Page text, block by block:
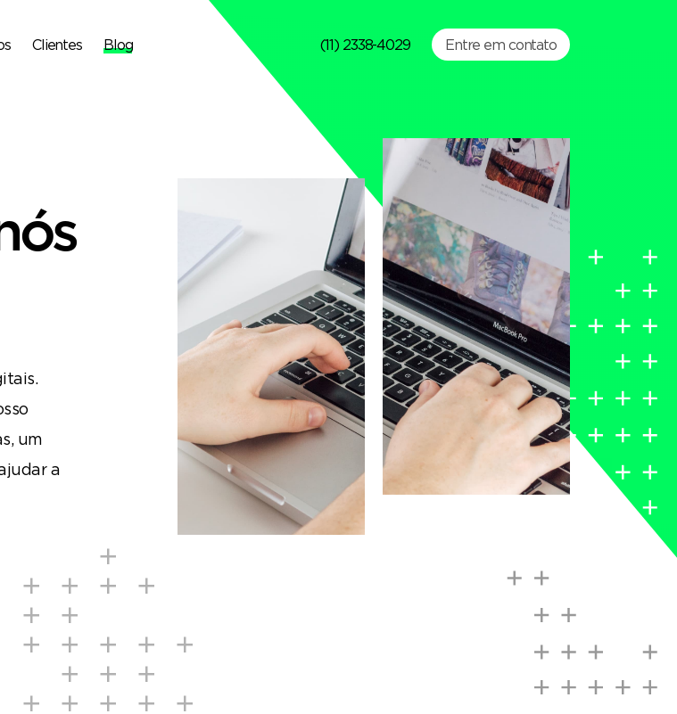
Clientes Blog (11) 2338-4029 Entre em contato
um
a